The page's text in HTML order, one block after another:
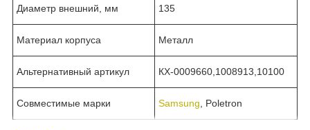
Диаметр внешний, мм 135
Материал корпуса Металл
Альтернативный артикул КХ-0009660,1008913,10100
Совместимые марки Samsung, Poletron